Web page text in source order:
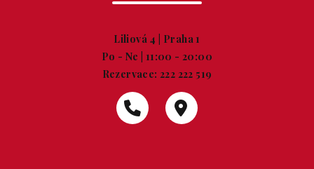
Liliová 4 | Praha 1
Po - Ne | 11:00 - 20:00
Rezervace: 222 222 519